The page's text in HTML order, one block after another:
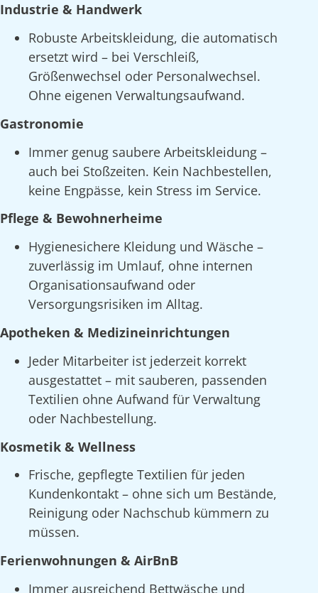
Industrie & Handwerk
Robuste Arbeitskleidung, die automatisch
ersetzt wird – bei Verschleiß,
Größenwechsel oder Personalwechsel.
Ohne eigenen Verwaltungsaufwand.
Gastronomie
Immer genug saubere Arbeitskleidung –
auch bei Stoßzeiten. Kein Nachbestellen,
keine Engpässe, kein Stress im Service.
Pflege & Bewohnerheime
Hygienesichere Kleidung und Wäsche –
zuverlässig im Umlauf, ohne internen
Organisationsaufwand oder
Versorgungsrisiken im Alltag.
Apotheken & Medizineinrichtungen
Jeder Mitarbeiter ist jederzeit korrekt
ausgestattet – mit sauberen, passenden
Textilien ohne Aufwand für Verwaltung
oder Nachbestellung.
Kosmetik & Wellness
Frische, gepflegte Textilien für jeden
Kundenkontakt – ohne sich um Bestände,
Reinigung oder Nachschub kümmern zu
müssen.
Ferienwohnungen & AirBnB
Immer ausreichend Bettwäsche und